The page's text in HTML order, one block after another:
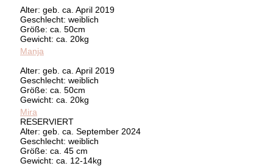
Alter: geb. ca. April 2019
Geschlecht: weiblich
Größe: ca. 50cm
Gewicht: ca. 20kg
Manja
Alter: geb. ca. April 2019
Geschlecht: weiblich
Größe: ca. 50cm
Gewicht: ca. 20kg
Mira
RESERVIERT
Alter: geb. ca. September 2024
Geschlecht: weiblich
Größe: ca. 45 cm
Gewicht: ca. 12-14kg